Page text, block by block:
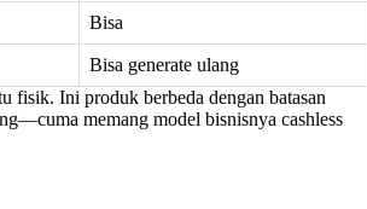
Bisa
Bisa generate ulang
fisik. Ini produk berbeda dengan batasan
memang model bisnisnya cashless